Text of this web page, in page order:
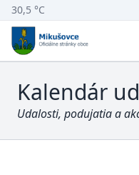
30,5 °C
Kalendár
Udalosti, podujatia a